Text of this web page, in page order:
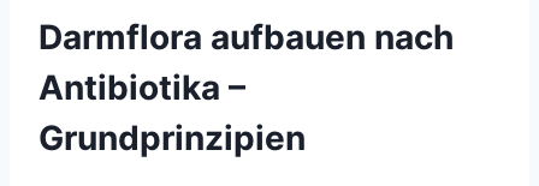
Darmflora aufbauen nach
Antibiotika –
Grundprinzipien